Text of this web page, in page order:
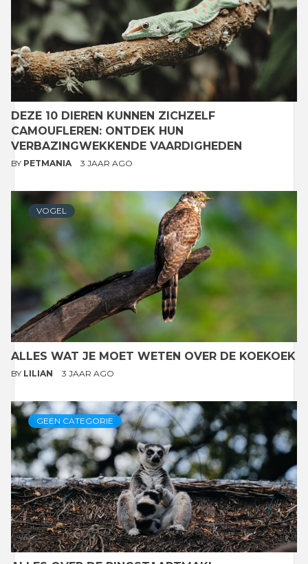
DEZE 10 DIEREN KUNNEN ZICHZELF
CAMOUFLEREN: ONTDEK HUN
VERBAZINGWEKKENDE VAARDIGHEDEN
BY PETMANIA 3 JAAR AGO
VOGEL
ALLES WAT JE MOET WETEN OVER DE KOEKOEK
BY LILIAN 3 JAAR AGO
GEEN CATEGORIE